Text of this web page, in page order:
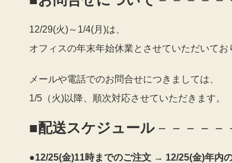
12/29(火)～1/4(月)は、
オフィスの年末年始休業とさせていただいてお
メールや電話でのお問合せにつきましては、
1/5（火)以降、順次対応させていただきます。
■配送スケジュール －－－－－
●12/25(金)11時までのご注文 → 12/25(金)年内